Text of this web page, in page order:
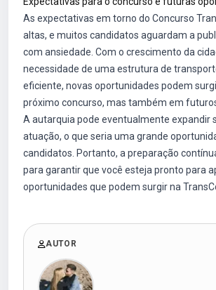
As expectativas em torno do Concurso
altas, e muitos candidatos aguardam a
com ansiedade. Com o crescimento da
necessidade de uma estrutura de
eficiente, novas oportunidades podem
próximo concurso, mas também em
A autarquia pode eventualmente expandir
atuação, o que seria uma grande
candidatos. Portanto, a preparação
para garantir que você esteja pronto para
oportunidades que podem surgir na
AUTOR